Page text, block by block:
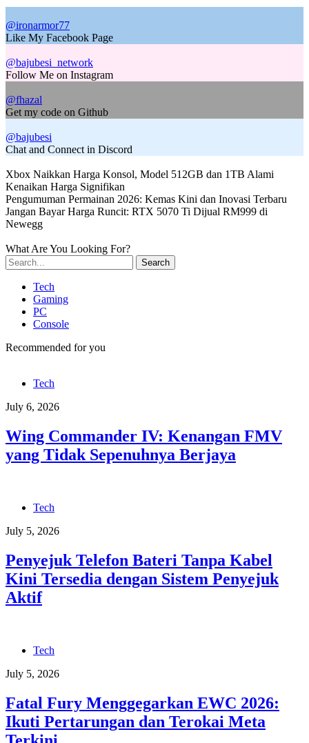
@ironarmor77
Like My Facebook Page
@bajubesi_network
Follow Me on Instagram
@fhazal
Get my code on Github
@bajubesi
Chat and Connect in Discord
Xbox Naikkan Harga Konsol, Model 512GB dan 1TB Alami
Kenaikan Harga Signifikan
Pengumuman Permainan 2026: Kemas Kini dan Inovasi Terbaru
Jangan Bayar Harga Runcit: RTX 5070 Ti Dijual RM999 di
Newegg
What Are You Looking For?
Search
Tech
Gaming
PC
Console
Recommended for you
Tech
July 6, 2026
Wing Commander IV: Kenangan FMV
yang Tidak Sepenuhnya Berjaya
Tech
July 5, 2026
Penyejuk Telefon Bateri Tanpa Kabel
Kini Tersedia dengan Sistem Penyejuk
Aktif
Tech
July 5, 2026
Fatal Fury Menggegarkan EWC 2026:
Ikuti Pertarungan dan Terokai Meta